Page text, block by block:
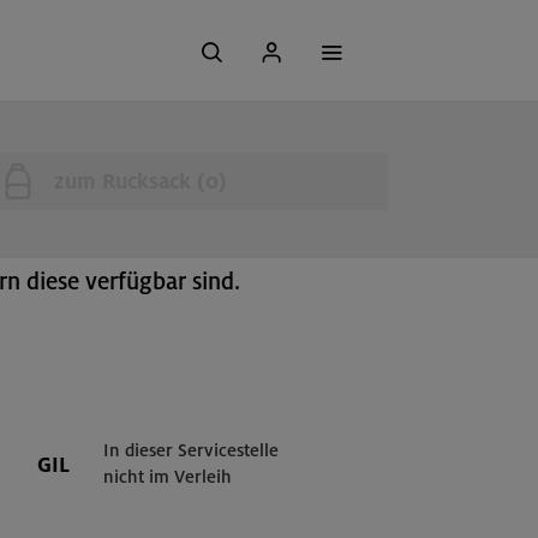
diese verfügbar sind.
GIL
In dieser Servicestelle
nicht im Verleih